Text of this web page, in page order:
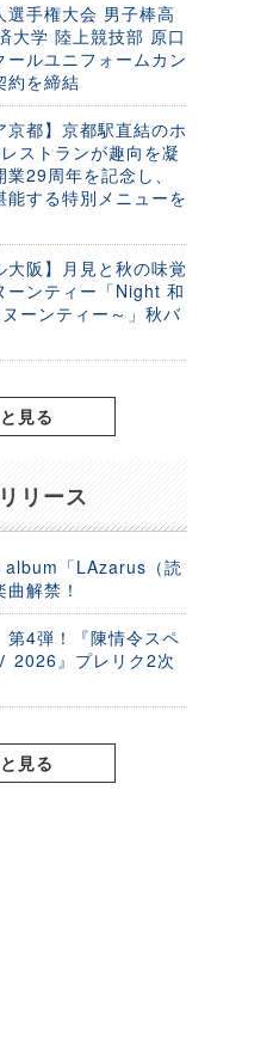
選手権大会 男子棒高
学 陸上競技部 原口
ルユニフォームカン
約を締結
京都】京都駅直結のホ
ストランが趣向を凝
29周年を記念し、
する特別メニューを
大阪】月見と秋の味覚
ーンティー「Night 和
ーンティー～」秋バ
見る
リース
「LAzarus（読
解禁！
第4弾！『陳情令スペ
2026』プレリク2次
見る